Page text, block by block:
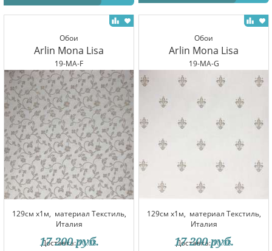
Обои
Arlin Mona Lisa
19-MA-F
129см x1м, материал Текстиль,
Италия
Доставка:10.08
17 200 руб.
Обои
Arlin Mona Lisa
19-MA-G
129см x1м, материал Текстиль,
Италия
Доставка:10.08
17 200 руб.